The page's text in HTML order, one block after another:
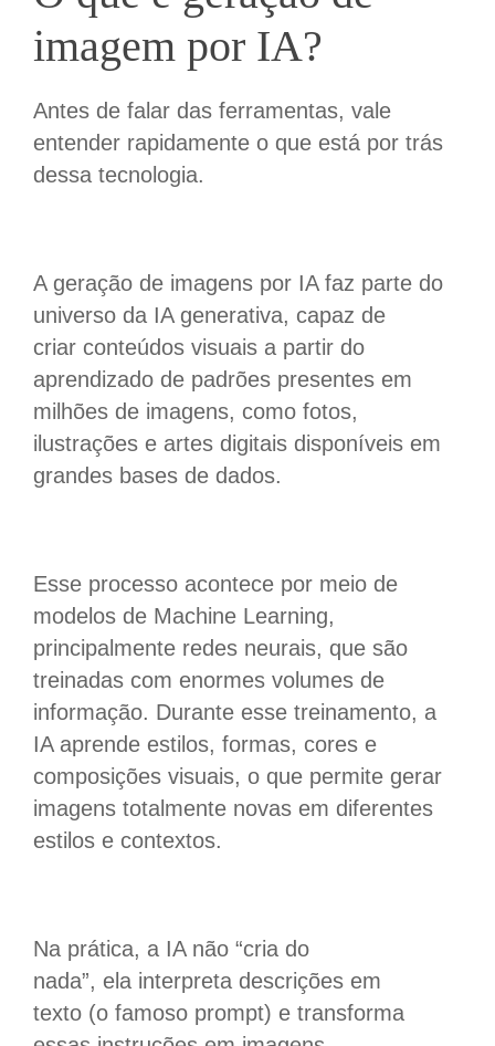
imagem por IA?
Antes de falar das ferramentas, vale
entender rapidamente o que está por trás
dessa tecnologia.
A geração de imagens por IA faz parte do
universo da IA generativa, capaz de
criar conteúdos visuais a partir do
aprendizado de padrões presentes em
milhões de imagens, como fotos,
ilustrações e artes digitais disponíveis em
grandes bases de dados.
Esse processo acontece por meio de
modelos de Machine Learning,
principalmente redes neurais, que são
treinadas com enormes volumes de
informação. Durante esse treinamento, a
IA aprende estilos, formas, cores e
composições visuais, o que permite gerar
imagens totalmente novas em diferentes
estilos e contextos.
Na prática, a IA não “cria do
nada”, ela interpreta descrições em
texto (o famoso prompt) e transforma